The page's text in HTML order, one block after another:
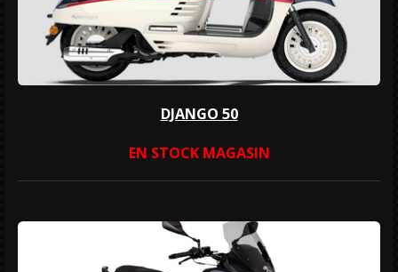
DJANGO 50
EN STOCK MAGASIN